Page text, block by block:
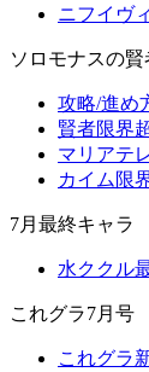
ニフイヴ
ソロモナスの賢
攻略/進め
賢者限界
マリアテ
カイム限
7月最終キャラ
水ククル
これグラ7月号
これグラ